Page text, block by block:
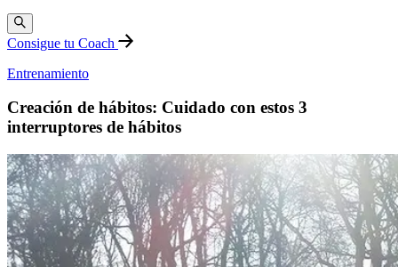
Consigue tu Coach
Entrenamiento
Creación de hábitos: Cuidado con estos 3
interruptores de hábitos